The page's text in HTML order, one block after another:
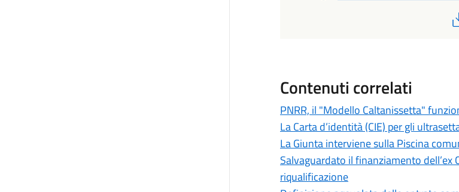
Contenuti correlati
PNRR, il "Modello Caltanissetta"
La Carta d’identità (CIE) per gli
La Giunta interviene sulla Piscina
Salvaguardato il finanziamento dell’ex
riqualificazione